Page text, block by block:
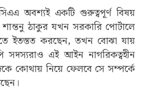
সিএএ অবশ্যই একটি গুরুত্বপূর্ণ বিষয়
শান্তনু ঠাকুর যখন সরকারি পোর্টালে
ইতস্তত করছেন, তখন বোঝা যায়
সদস্যরাও এই আইন নাগরিকত্বহীন
কোথায় নিয়ে ফেলবে সে সম্পর্কে